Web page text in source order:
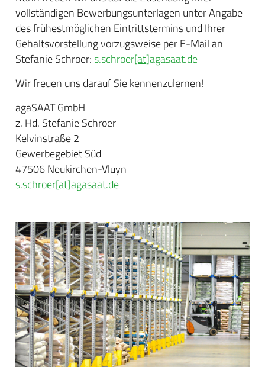
vollständigen Bewerbungsunterlagen unter Angabe
des frühestmöglichen Eintrittstermins und Ihrer
Gehaltsvorstellung vorzugsweise per E-Mail an
Stefanie Schroer:s.schroer[at]agasaat.de
Wir freuen uns darauf Sie kennenzulernen!
agaSAAT GmbH
z. Hd. Stefanie Schroer
Kelvinstraße 2
Gewerbegebiet Süd
47506 Neukirchen-Vluyn
s.schroer[at]agasaat.de